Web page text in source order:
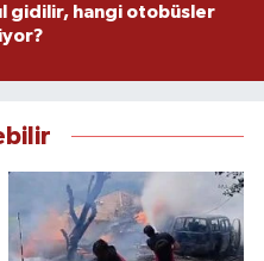
gidilir, hangi otobüsler